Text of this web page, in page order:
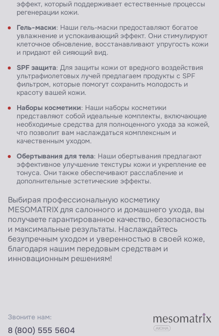
эффект, который поддерживает естественные процессы
регенерации кожи.
Гель-маски: Наши гель-маски предоставляют богатое
увлажнение и успокаивающий эффект. Они стимулируют
клеточное обновление, восстанавливают упругость кожи
и придают ей сияющий вид.
SPF защита: Для защиты кожи от вредного воздействия
ультрафиолетовых лучей предлагаем продукты с SPF
фильтром, которые помогут сохранить молодость и
красоту вашей кожи.
Наборы косметики: Наши наборы косметики
представляют собой идеальные комплекты, включающие
необходимые средства для полноценного ухода за кожей,
что позволит вам наслаждаться комплексным и
качественным уходом.
Обертывания для тела: Наши обертывания предлагают
эффективное улучшение текстуры кожи и укрепление ее
тонуса. Они также обеспечивают расслабление и
дополнительные эстетические эффекты.
Выбирая профессиональную косметику
MESOMATRIX для салонного и домашнего ухода, вы
получаете гарантированное качество, безопасность
и максимальные результаты. Наслаждайтесь
безупречным уходом и уверенностью в своей коже,
благодаря нашим передовым средствам и
инновационным решениям!
Звоните нам:
8 (800) 555 5604